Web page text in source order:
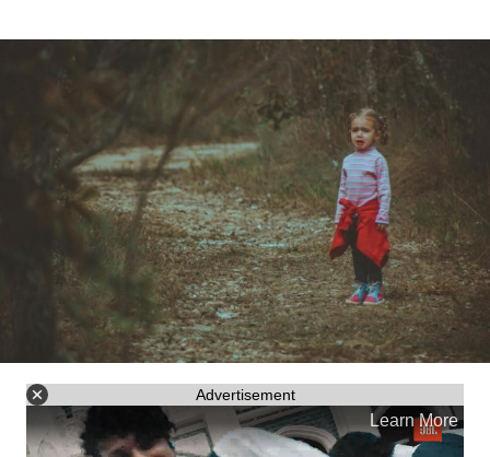
Advertisement